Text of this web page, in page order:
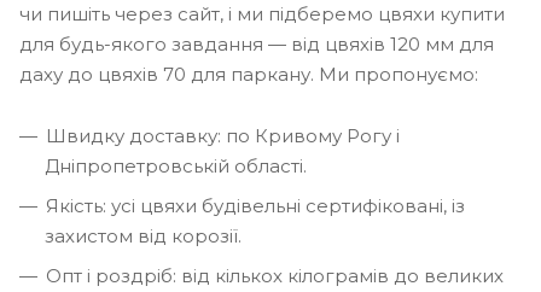
чи пишіть через сайт, і ми підберемо цвяхи купити
для будь-якого завдання — від цвяхів 120 мм для
даху до цвяхів 70 для паркану. Ми пропонуємо:
Швидку доставку: по Кривому Рогу і
Дніпропетровській області.
Якість: усі цвяхи будівельні сертифіковані, із
захистом від корозії.
Опт і роздріб: від кількох кілограмів до великих